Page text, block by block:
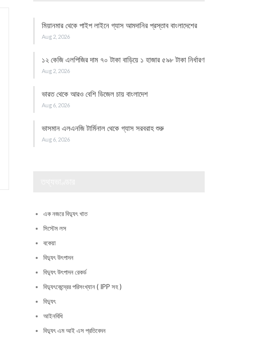
মিয়ানমার থেকে পাইপ লাইনে গ্যাস আমদানির প্রস্তাব বাংলাদেশের
Aug 2, 2026
১২ কেজি এলপিজির দাম ৭০ টাকা বাড়িয়ে ১ হাজার ৫৯৮ টাকা নির্ধারণ
Aug 2, 2026
ভারত থেকে আরও বেশি ডিজেল চায় বাংলাদেশ
Aug 6, 2026
ভাসমান এলএনজি টার্মিনাল থেকে গ্যাস সরবরাহ শুরু
Aug 6, 2026
এক নজরে বিদ্যুৎ খাত
সিস্টেম লস
বকেয়া
বিদ্যুৎ উৎপাদন
বিদ্যুৎ উৎপাদন রেকর্ড
বিদ্যুৎকেন্দ্রের পরিসংখ্যান ( IPP সহ )
বিদ্যুৎ
আইনবিধি
বিদ্যুৎ এম আই এস প্রতিবেদন